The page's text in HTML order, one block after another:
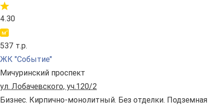
4.30
537 т.р.
ЖК "Событие"
Мичуринский проспект
ул. Лобачевского, уч.120/2
Бизнес. Кирпично-монолитный. Без отделки. Подземная